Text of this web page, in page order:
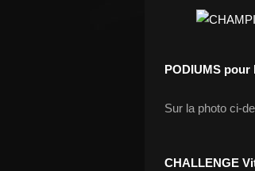
PODIUMS pour
Sur la photo ci-
CHALLENGE